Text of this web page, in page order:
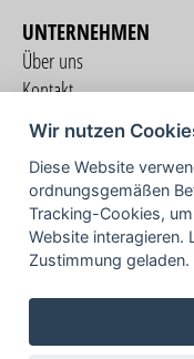
UNTERNEHMEN
Über uns
Kontakt
Nutzungsbedingungen
Datenschutzerklärung
Impressum
Wir nutzen
Diese Website
ordnungsgemäßen
Tracking-Cookies,
Website interagieren.
Zustimmung geladen.